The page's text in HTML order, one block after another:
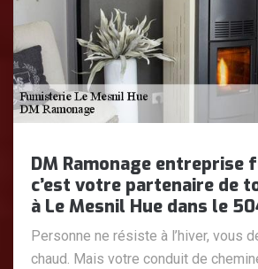
DM Ramonage entreprise
c’est votre partenaire de
à Le Mesnil Hue dans le
Personne ne résiste à l’hiver, vous
chaud. Mais votre conduit de